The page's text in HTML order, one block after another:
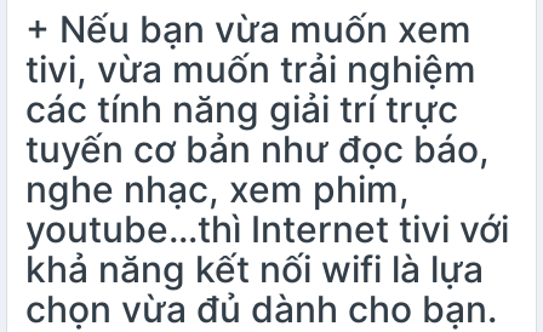
+ Nếu bạn vừa muốn xem
tivi, vừa muốn trải nghiệm
các tính năng giải trí trực
tuyến cơ bản như đọc báo,
nghe nhạc, xem phim,
youtube…thì Internet tivi với
khả năng kết nối wifi là lựa
chọn vừa đủ dành cho bạn.